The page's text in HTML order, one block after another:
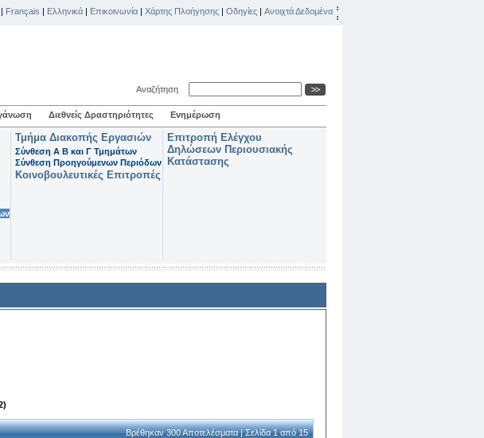
| Français | Ελληνικά | Επικοινωνία | Χάρτης Πλοήγησης | Οδηγίες | Ανοιχτά Δεδομένα
Αναζήτηση
Διεθνείς Δραστηριότητες Ενημέρωση
Τμήμα Διακοπής Εργασιών
Σύνθεση Α Β και Γ Τμημάτων
Σύνθεση Προηγούμενων Περιόδων
Κοινοβουλευτικές Επιτροπές
Επιτροπή Ελέγχου
Δηλώσεων Περιουσιακής
Κατάστασης
Βρέθηκαν 300 Αποτελέσματα | Σελίδα 1 από 15